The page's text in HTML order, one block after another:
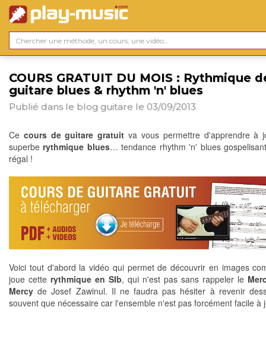
COURS GRATUIT DU MOIS : Rythmique
guitare blues & rhythm 'n' blues
Publié dans le blog guitare le 03/09/2013
Ce cours de guitare gratuit va vous permettre d'apprendre à
superbe rythmique blues… tendance rhythm 'n' blues
régal !
Voici tout d'abord la vidéo qui permet de découvrir en images
joue cette rythmique en SIb, qui n'est pas sans rappeler le
Mercy de Josef Zawinul. Il ne faudra pas hésiter à revenir
souvent que nécessaire car l'ensemble n'est pas forcément facile